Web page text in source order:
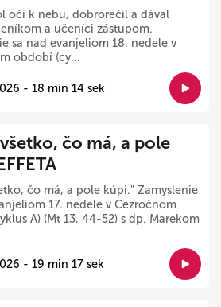
oči k nebu, dobrorečil a dával
a učeníci zástupom.
sa nad evanjeliom 18. nedele v
období (cy...
- 18 min 14 sek
čo má, a pole
čo má, a pole kúpi." Zamyslenie
17. nedele v Cezročnom
A) (Mt 13, 44-52) s dp. Marekom
- 19 min 17 sek